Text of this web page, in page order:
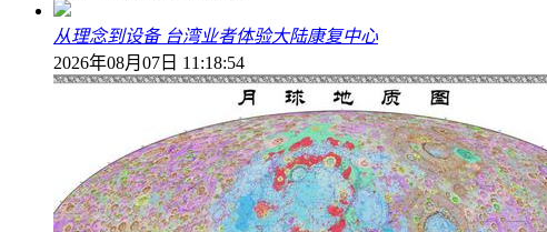
从理念到设备 台湾业者体验大陆康复中心
2026年08月07日 11:18:54